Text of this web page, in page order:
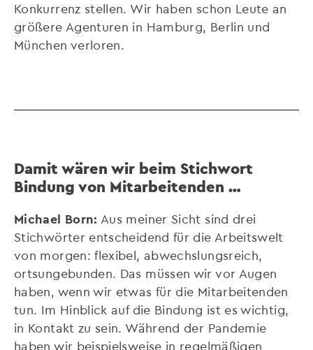
Konkurrenz stellen. Wir haben schon Leute an
größere Agenturen in Hamburg, Berlin und
München verloren.
Damit wären wir beim Stichwort
Bindung von Mitarbeitenden …
Michael Born: Aus meiner Sicht sind drei
Stichwörter entscheidend für die Arbeitswelt
von morgen: flexibel, abwechslungsreich,
ortsungebunden. Das müssen wir vor Augen
haben, wenn wir etwas für die Mitarbeitenden
tun. Im Hinblick auf die Bindung ist es wichtig,
in Kontakt zu sein. Während der Pandemie
haben wir beispielsweise in regelmäßigen